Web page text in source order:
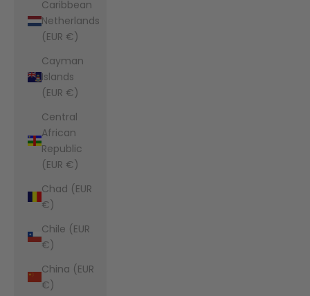
Caribbean
Netherlands
(EUR €)
Cayman
Islands
(EUR €)
Central
African
Republic
(EUR €)
Chad (EUR
€)
Chile (EUR
€)
China (EUR
€)